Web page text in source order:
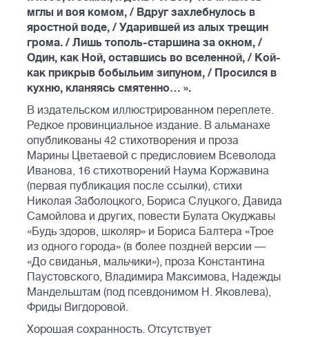
мглы и воя комом, / Вдруг захлебнулось в
яростной воде, / Ударившей из алых трещин
грома. / Лишь тополь-старшина за окном, /
Один, как Ной, оставшись во вселенной, / Кой-
как прикрыв бобыльим зипуном, / Просился в
кухню, кланяясь смятенно… ».
В издательском иллюстрированном переплете.
Редкое провинциальное издание. В альманахе
опубликованы 42 стихотворения и проза
Марины Цветаевой с предисловием Всеволода
Иванова, 16 стихотворений Наума Коржавина
(первая публикация после ссылки), стихи
Николая Заболоцкого, Бориса Слуцкого, Давида
Самойлова и других, повести Булата Окуджавы
«Будь здоров, школяр» и Бориса Балтера «Трое
из одного города» (в более поздней версии —
«До свиданья, мальчики»), проза Константина
Паустовского, Владимира Максимова, Надежды
Мандельштам (под псевдонимом Н. Яковлева),
Фриды Вигдоровой.
Хорошая сохранность. Отсутствует